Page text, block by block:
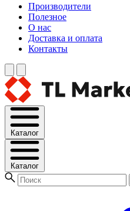
Производители
Полезное
О нас
Доставка и оплата
Контакты
Каталог
Каталог